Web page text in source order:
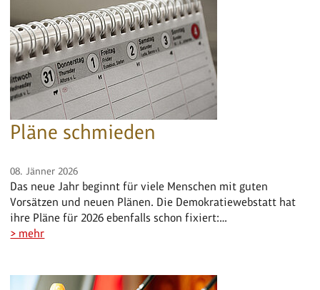
Pläne schmieden
08. Jänner 2026
Das neue Jahr beginnt für viele Menschen mit guten
Vorsätzen und neuen Plänen. Die Demokratiewebstatt hat
ihre Pläne für 2026 ebenfalls schon fixiert:…
> mehr